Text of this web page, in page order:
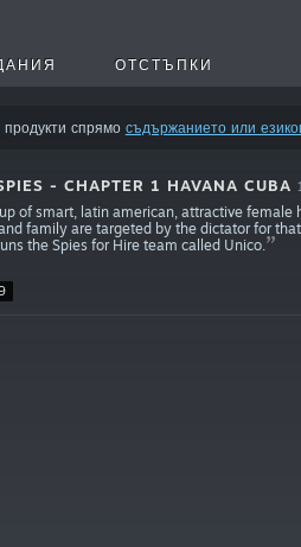
ОТСТЪПКИ
спрямо съдържанието или
- CHAPTER 1 HAVANA CUBA
of smart, latin american, attractive
family are targeted by the dictator for
the Spies for Hire team called Unico.